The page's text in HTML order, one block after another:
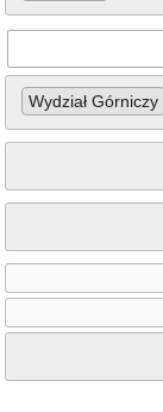
Wydział Górniczy